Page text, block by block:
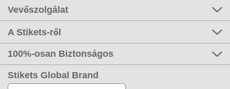
Vevőszolgálat
A Stikets-ről
100%-osan Biztonságos
Stikets Global Brand